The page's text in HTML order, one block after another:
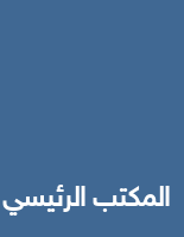
المكتب الرئيسي